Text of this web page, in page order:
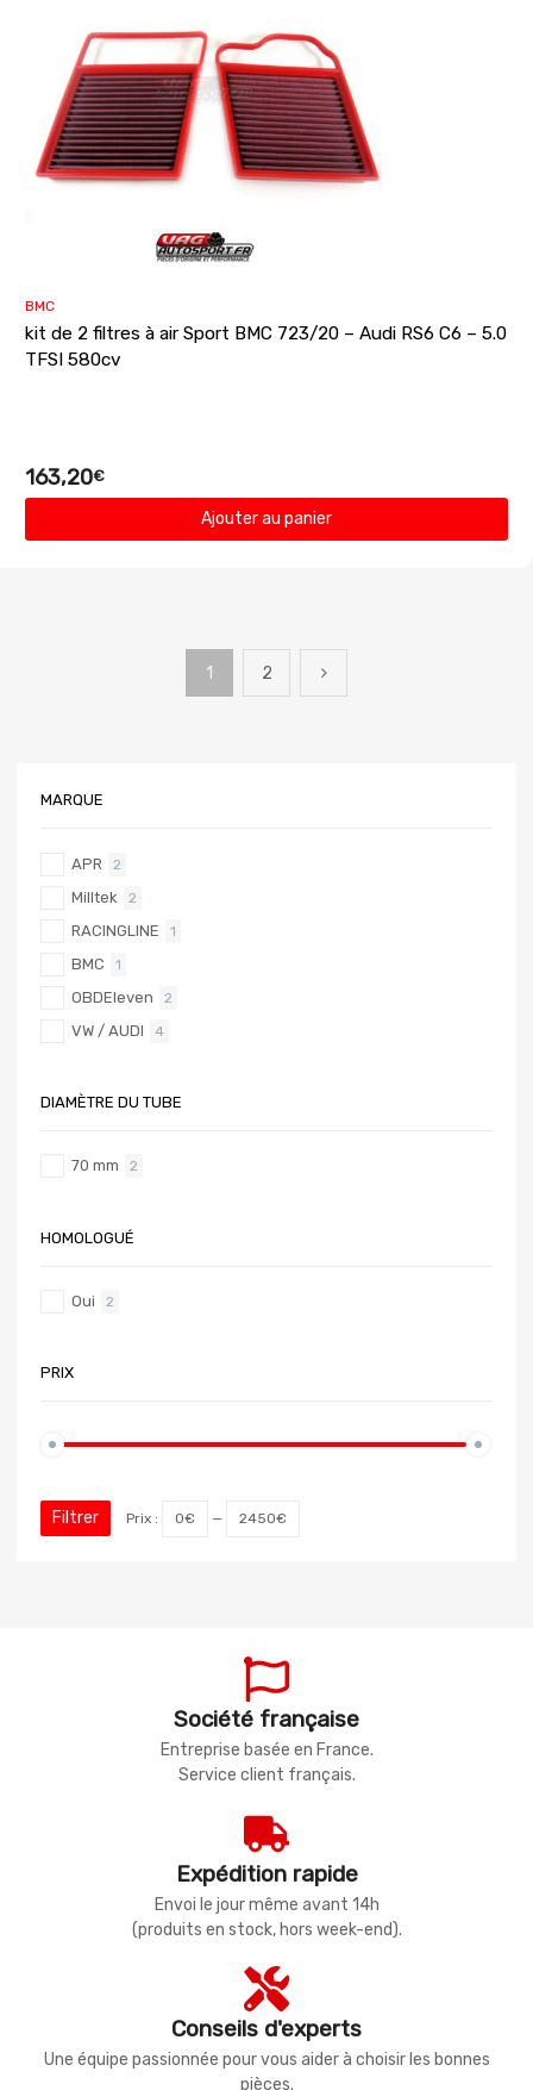
BMC
kit de 2 filtres à air Sport BMC 723/20 – Audi RS6 C6 – 5.0
TFSI 580cv
163,20€
Ajouter au panier
1 2
MARQUE
APR 2
Milltek 2
RACINGLINE 1
BMC 1
OBDEleven 2
VW / AUDI 4
DIAMÈTRE DU TUBE
70 mm 2
HOMOLOGUÉ
Oui 2
PRIX
Filtrer Prix : 0€ — 2450€
Société française
Entreprise basée en France.
Service client français.
Expédition rapide
Envoi le jour même avant 14h
(produits en stock, hors week-end).
Conseils d'experts
Une équipe passionnée pour vous aider à choisir les bonnes
pièces.